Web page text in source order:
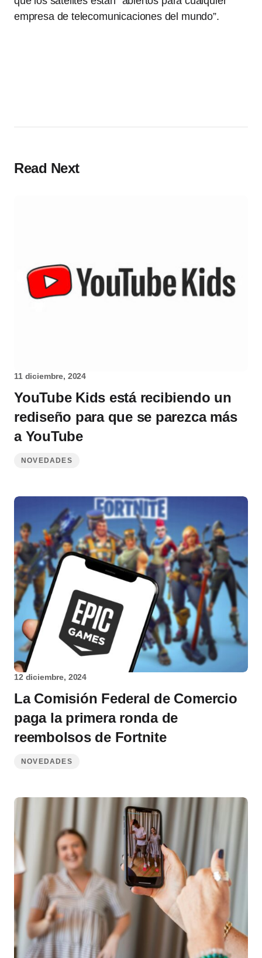
empresa de telecomunicaciones del mundo”.
Read Next
11 diciembre, 2024
YouTube Kids está recibiendo un
rediseño para que se parezca más
a YouTube
NOVEDADES
12 diciembre, 2024
La Comisión Federal de Comercio
paga la primera ronda de
reembolsos de Fortnite
NOVEDADES